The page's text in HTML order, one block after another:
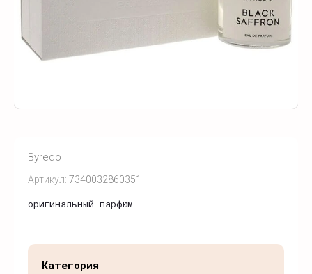
Артикул: 7340032860351
Byredo
оригинальный парфюм
Категория